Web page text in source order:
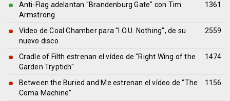
Anti-Flag adelantan "Brandenburg Gate" con Tim
Armstrong
1361
Vídeo de Coal Chamber para "I.O.U. Nothing", de su
nuevo disco
2559
Cradle of Filth estrenan el vídeo de "Right Wing of the
Garden Tryptich"
1474
Between the Buried and Me estrenan el vídeo de "The
Coma Machine"
1156